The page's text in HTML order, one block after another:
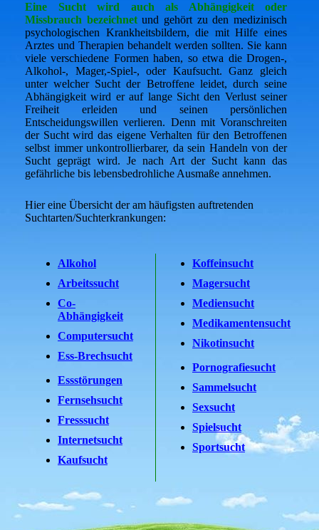
Eine Sucht wird auch als Abhängigkeit oder
Missbrauch bezeichnetund gehört zu den medizinisch
psychologischen Krankheitsbildern, die mit Hilfe eines
Arztes und Therapien behandelt werden sollten. Sie kann
viele verschiedene Formen haben, so etwa die Drogen-,
Alkohol-, Mager,-Spiel-, oder Kaufsucht. Ganz gleich
unter welcher Sucht der Betroffene leidet, durch seine
Abhängigkeit wird er auf lange Sicht den Verlust seiner
Freiheit erleiden und seinen persönlichen
Entscheidungswillen verlieren. Denn mit Voranschreiten
der Sucht wird das eigene Verhalten für den Betroffenen
selbst immer unkontrollierbarer, da sein Handeln von der
Sucht geprägt wird. Je nach Art der Sucht kann das
gefährliche bis lebensbedrohliche Ausmaße annehmen.
Hier eine Übersicht der am häufigsten auftretenden
Suchtarten/Suchterkrankungen:
Alkohol
Arbeitssucht
Co-
Abhängigkeit
Computersucht
Ess-Brechsucht
Essstörungen
Fernsehsucht
Fresssucht
Internetsucht
Kaufsucht
Koffeinsucht
Magersucht
Mediensucht
Medikamentensucht
Nikotinsucht
Pornografiesucht
Sammelsucht
Sexsucht
Spielsucht
Sportsucht